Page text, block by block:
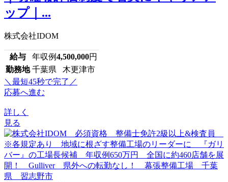
ップ｜...
株式会社IDOM
給与 年収例4,500,000円
勤務地 千葉県 木更津市
＼最短45秒で完了／
応募へ進む
詳しく
見る